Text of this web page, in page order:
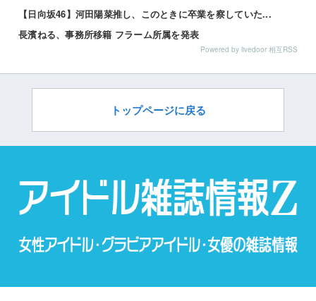
【日向坂46】河田陽菜推し、このときに卒業を察していた...
長濱ねる、事務所移籍 フラーム所属を発表
Powered by livedoor 相互RSS
トップページに戻る